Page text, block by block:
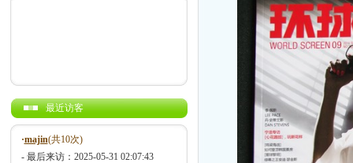
最近访客
·majin(共10次)
- 最后来访：2025-05-31 02:07:43